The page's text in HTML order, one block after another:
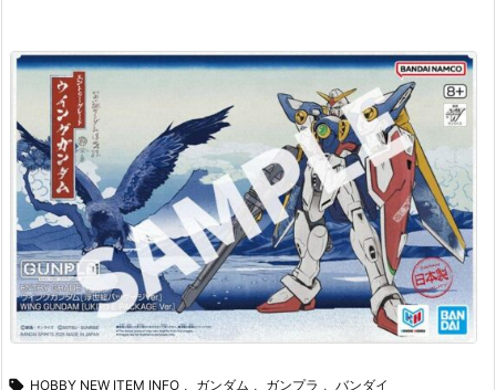
 HOBBY NEW ITEM INFO , ガンダム , ガンプラ , バンダイ